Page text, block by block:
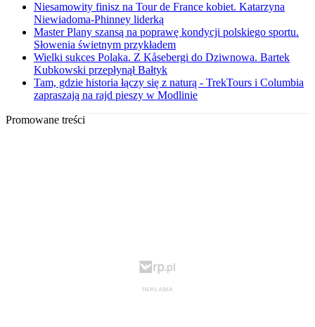
Niesamowity finisz na Tour de France kobiet. Katarzyna
Niewiadoma-Phinney liderką
Master Plany szansą na poprawę kondycji polskiego sportu.
Słowenia świetnym przykładem
Wielki sukces Polaka. Z Kåsebergi do Dziwnowa. Bartek
Kubkowski przepłynął Bałtyk
Tam, gdzie historia łączy się z naturą - TrekTours i Columbia
zapraszają na rajd pieszy w Modlinie
Promowane treści